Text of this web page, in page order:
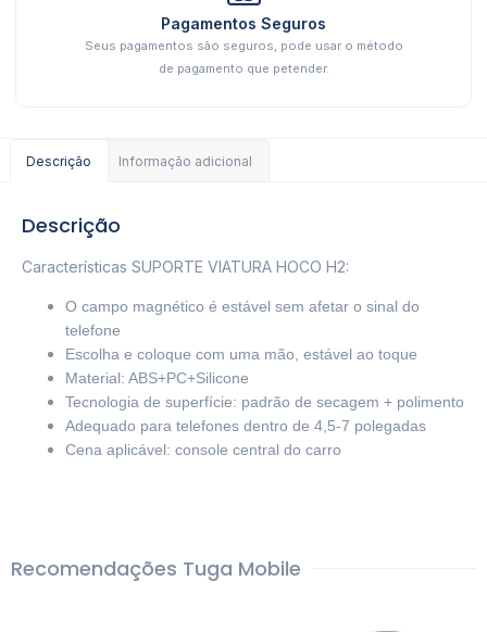
Pagamentos Seguros
Seus pagamentos são seguros, pode usar o método
de pagamento que petender.
Descrição Informação adicional
Descrição
Características SUPORTE VIATURA HOCO H2:
O campo magnético é estável sem afetar o sinal do
telefone
Escolha e coloque com uma mão, estável ao toque
Material: ABS+PC+Silicone
Tecnologia de superfície: padrão de secagem + polimento
Adequado para telefones dentro de 4,5-7 polegadas
Cena aplicável: console central do carro
Recomendações Tuga Mobile